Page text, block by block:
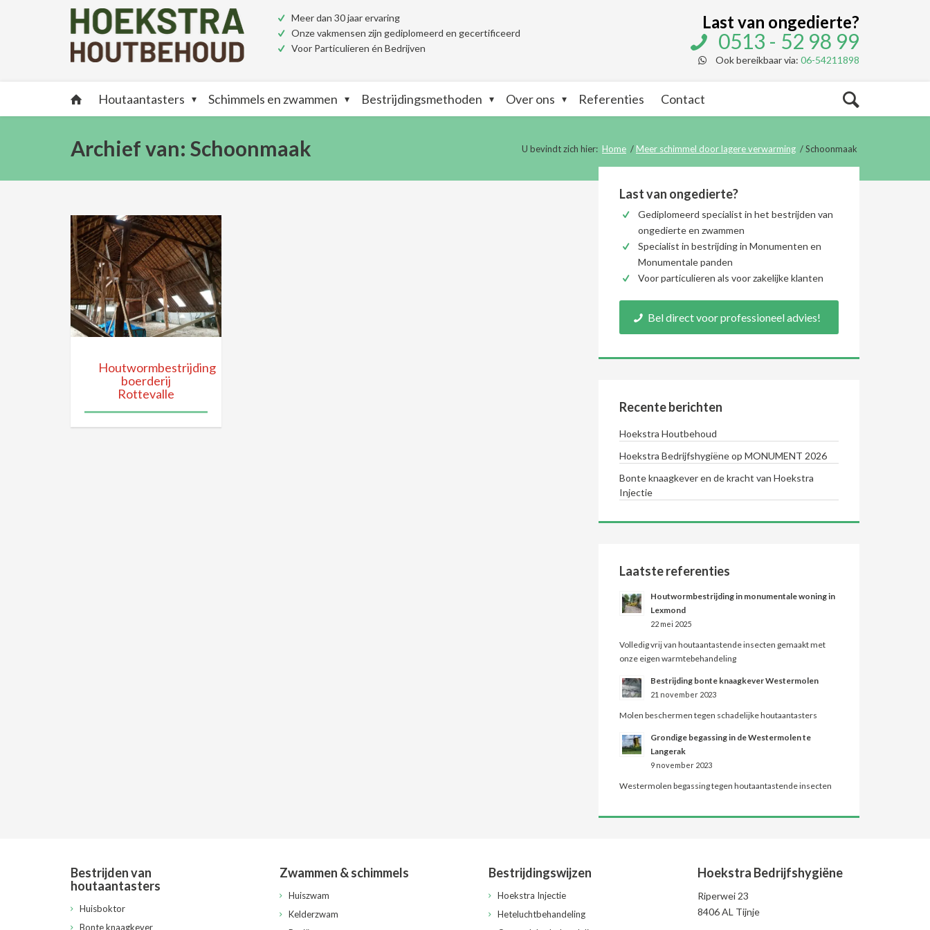
Meer dan 30 jaar ervaring
Onze vakmensen zijn gediplomeerd en gecertificeerd
Voor Particulieren én Bedrijven
Last van ongedierte?
0513 - 52 98 99
Ook bereikbaar via: 06-54211898
Houtaantasters Schimmels en zwammen Bestrijdingsmethoden Over ons Referenties Contact
Archief van: Schoonmaak U bevindt zich hier: Home /Meer schimmel door lagere verwarming /Schoonmaak
Houtwormbestrijding
boerderij
Rottevalle
Last van ongedierte?
Gediplomeerd specialist in het bestrijden van
ongedierte en zwammen
Specialist in bestrijding in Monumenten en
Monumentale panden
Voor particulieren als voor zakelijke klanten
Bel direct voor professioneel advies!
Recente berichten
Hoekstra Houtbehoud
Hoekstra Bedrijfshygiëne op MONUMENT 2026
Bonte knaagkever en de kracht van Hoekstra
Injectie
Laatste referenties
Houtwormbestrijding in monumentale woning in
Lexmond
22 mei 2025
Volledig vrij van houtaantastende insecten gemaakt met
onze eigen warmtebehandeling
Bestrijding bonte knaagkever Westermolen
21 november 2023
Molen beschermen tegen schadelijke houtaantasters
Grondige begassing in de Westermolen te
Langerak
9 november 2023
Westermolen begassing tegen houtaantastende insecten
Bestrijden van
houtaantasters
Huisboktor
Bonte knaagkever
Zwammen & schimmels
Huiszwam
Kelderzwam
Bestrijdingswijzen
Hoekstra Injectie
Heteluchtbehandeling
Hoekstra Bedrijfshygiëne
Riperwei 23
8406 AL Tijnje